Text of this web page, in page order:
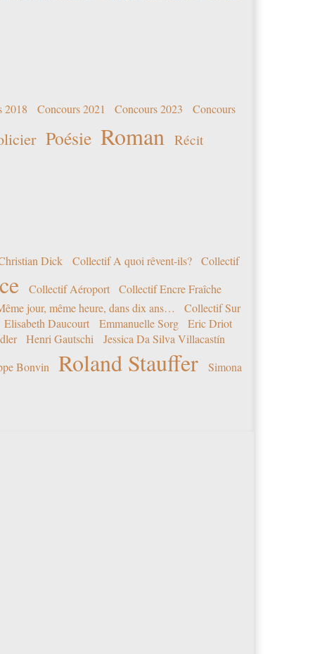
2018 Concours 2021 Concours 2023 Concours
Poésie Roman Récit
Dick Collectif A quoi rêvent-ils?
Collectif
Collectif Aéroport
Collectif Encre Fraîche
jour, même heure, dans dix ans…
Collectif Sur
Elisabeth Daucourt Emmanuelle Sorg
Eric Driot
Henri Gautschi
Jessica Da Silva Villacastín
Bonvin Roland Stauffer
Simona